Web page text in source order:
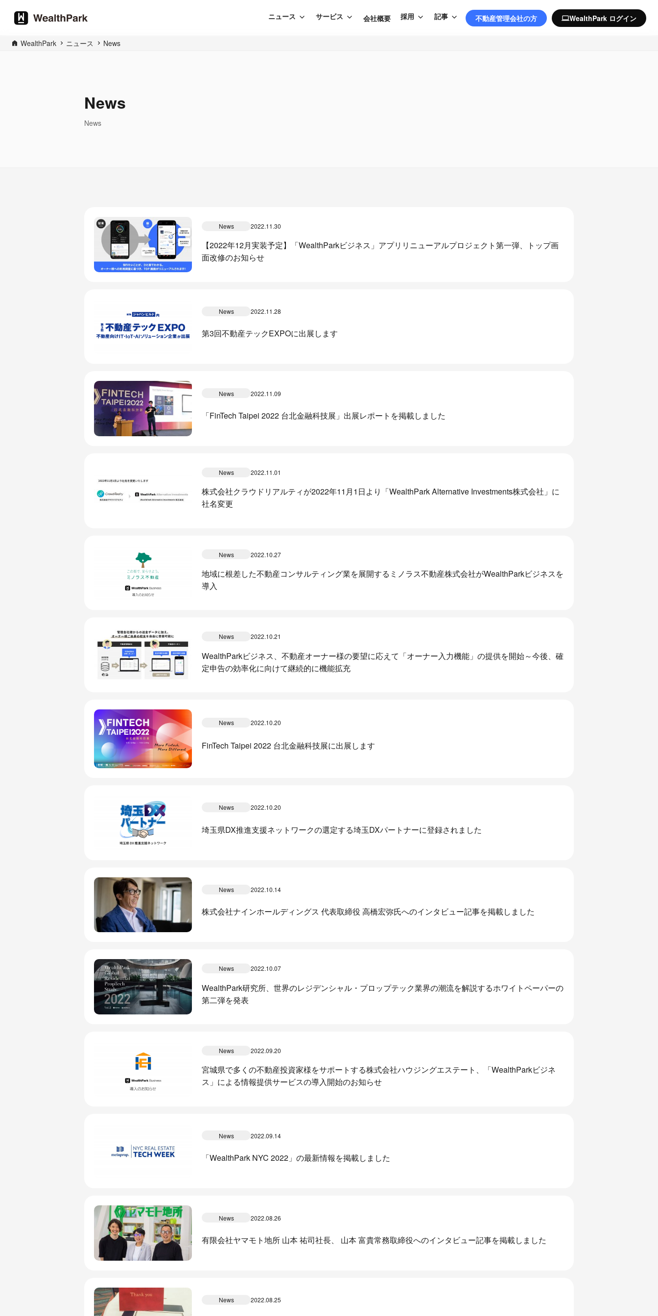
ニュース サービス 会社概要 採用 記事 不動産管理会社の方 computerWealthPark ログイン
WealthPark ニュース News
News
News
News 2022.11.30
【2022年12月実装予定】「WealthParkビジネス」アプリリニューアルプロジェクト第一弾、トップ画
面改修のお知らせ
News 2022.11.28
第3回不動産テックEXPOに出展します
News 2022.11.09
「FinTech Taipei 2022 台北金融科技展」出展レポートを掲載しました
News 2022.11.01
株式会社クラウドリアルティが2022年11月1日より「WealthPark Alternative Investments株式会社」に
社名変更
News 2022.10.27
地域に根差した不動産コンサルティング業を展開するミノラス不動産株式会社がWealthParkビジネスを
導入
News 2022.10.21
WealthParkビジネス、不動産オーナー様の要望に応えて「オーナー入力機能」の提供を開始～今後、確
定申告の効率化に向けて継続的に機能拡充
News 2022.10.20
FinTech Taipei 2022 台北金融科技展に出展します
News 2022.10.20
埼玉県DX推進支援ネットワークの選定する埼玉DXパートナーに登録されました
News 2022.10.14
株式会社ナインホールディングス 代表取締役 高橋宏弥氏へのインタビュー記事を掲載しました
News 2022.10.07
WealthPark研究所、世界のレジデンシャル・プロップテック業界の潮流を解説するホワイトペーパーの
第二弾を発表
News 2022.09.20
宮城県で多くの不動産投資家様をサポートする株式会社ハウジングエステート、「WealthParkビジネ
ス」による情報提供サービスの導入開始のお知らせ
News 2022.09.14
「WealthPark NYC 2022」の最新情報を掲載しました
News 2022.08.26
有限会社ヤマモト地所 山本 祐司社長、 山本 富貴常務取締役へのインタビュー記事を掲載しました
News 2022.08.25